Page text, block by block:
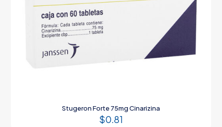
Stugeron Forte 75mg Cinarizina
$0.81